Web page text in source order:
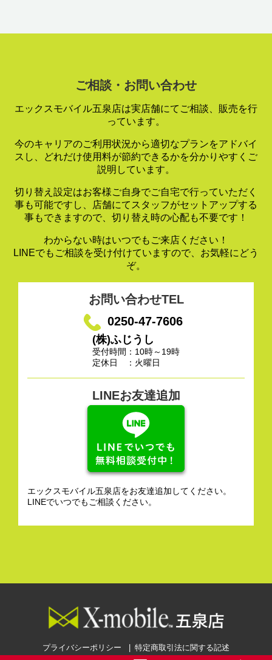
ご相談・お問い合わせ
エックスモバイル五泉店は実店舗にてご相談、販売を行
っています。
今のキャリアのご利用状況から適切なプランをアドバイ
スし、
どれだけ使用料が節約できるかを分かりやすくご
説明しています。
切り替え設定はお客様ご自身でご自宅で行っていただく
事も可能ですし、
店舗にてスタッフがセットアップする
事もできますので、 切り替え時の心配も不要です！
わからない時はいつでもご来店ください！
LINEでもご相談を受け付けていますので、お気軽にどう
ぞ。
お問い合わせTEL
0250-47-7606
(株)ふじうし
受付時間：10時～19時
定休日 ：火曜日
LINEお友達追加
エックスモバイル五泉店をお友達追加してください。
LINEでいつでもご相談ください。
プライバシーポリシー 特定商取引法に関する記述